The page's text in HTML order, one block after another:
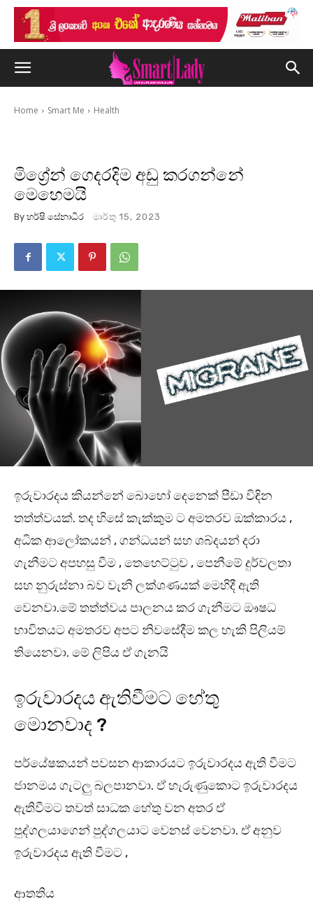
Home Smart Me Health
මිග්‍රේන් ගෙදරදිම අඩු කරගන්නේ
මෙහෙමයි
By හර්ෂි සේනාධීර මාර්තු 15, 2023
ඉරුවාරදය කියන්නේ බොහෝ දෙනෙක් පීඩා විඳින
තත්ත්වයක්. තද හිසේ කැක්කුම ට අමතරව ඔක්කාරය ,
අධික ආලෝකයන් , ගන්ධයන් සහ ශබ්දයන් දරා
ගැනීමට අපහසු වීම , තෙහෙට්ටුව , පෙනීමේ දුර්වලතා
සහ නුරුස්නා බව වැනි ලක්ශණයක් මෙහිදී ඇති
වෙනවා.මේ තත්ත්වය පාලනය කර ගැනීමට ඖෂධ
භාවිතයට අමතරව අපට නිවසේදීම කල හැකි පිලියම්
තියෙනවා. මේ ලිපිය ඒ ගැනයි
ඉරුවාරදය ඇතිවීමට හේතු
මොනවාද ?
පර්යේෂකයන් පවසන ආකාරයට ඉරුවාරදය ඇති වීමට
ජානමය ගැටලු බලපානවා. ඒ හැරුණුකොට ඉරුවාරදය
ඇතිවීමට තවත් සාධක හේතු වන අතර ඒ
පුද්ගලයාගෙන් පුද්ගලයාට වෙනස් වෙනවා. ඒ අනුව
ඉරුවාරදය ඇති වීමට ,
ආතතිය